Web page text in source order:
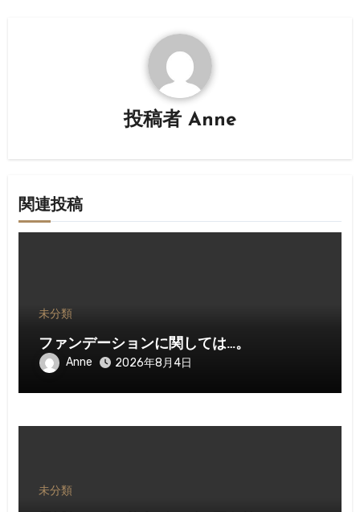
投稿者 Anne
関連投稿
未分類
ファンデーションに関しては…。
Anne 2026年8月4日
未分類